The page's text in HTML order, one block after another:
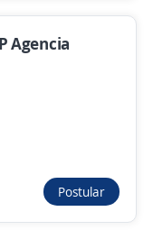
Clinica
Agencia
Postular